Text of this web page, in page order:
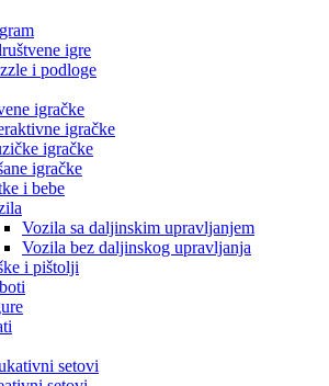
igre
i podloge
igračke
igračke
igračke
igračke
i bebe
Vozila sa daljinskim upravljanjem
Vozila bez daljinskog upravljanja
i pištolji
setovi